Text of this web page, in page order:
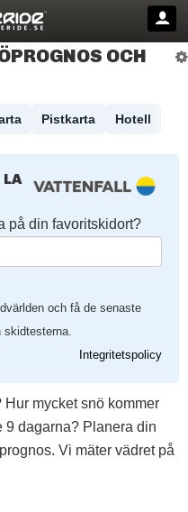
OCH
Pistkarta Hotell
LA
på din favoritskidort?
och få de senaste
skidtesterna.
Integritetspolicy
mycket snö kommer
9 dagarna? Planera din
Vi mäter vädret på